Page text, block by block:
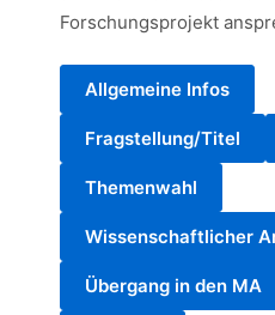
Forschungsprojekt
Allgemeine Infos
Fragstellung/Titel
Themenwahl
Wissenschaftlicher
Übergang in den MA